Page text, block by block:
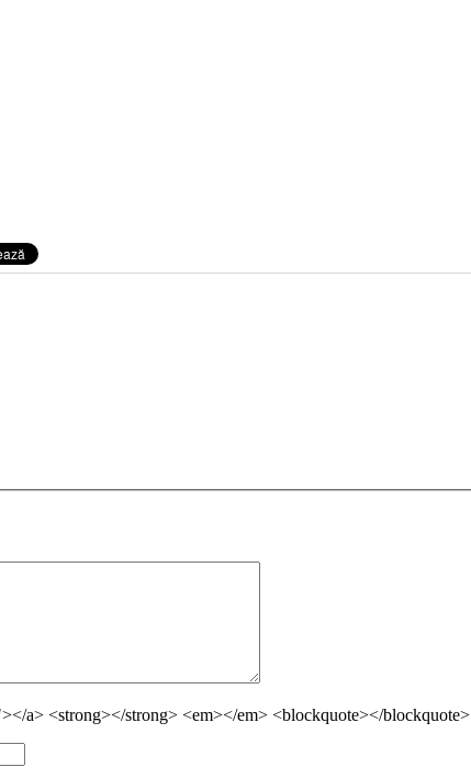
a> <strong></strong> <em></em> <blockquote></blockquote>